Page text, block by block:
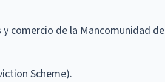
comercio de la Mancomunidad de
Scheme).